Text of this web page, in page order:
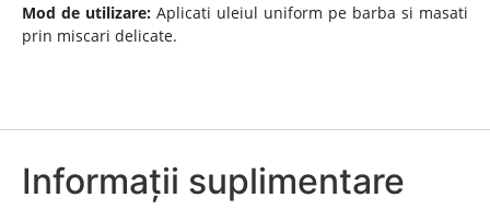
Mod de utilizare: Aplicati uleiul uniform pe barba si masati
prin miscari delicate.
Informații suplimentare